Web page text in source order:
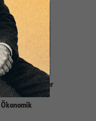
Grundlagen einer
relevanten
Ökonomik